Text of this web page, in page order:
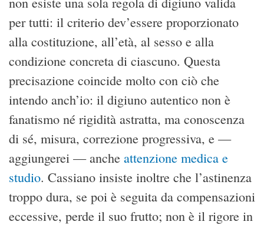
per tutti: il criterio dev’essere proporzionato
alla costituzione, all’età, al sesso e alla
condizione concreta di ciascuno. Questa
precisazione coincide molto con ciò che
intendo anch’io: il digiuno autentico non è
fanatismo né rigidità astratta, ma conoscenza
di sé, misura, correzione progressiva, e —
aggiungerei — anche attenzione medica e
studio. Cassiano insiste inoltre che l’astinenza
troppo dura, se poi è seguita da compensazioni
eccessive, perde il suo frutto; non è il rigore in